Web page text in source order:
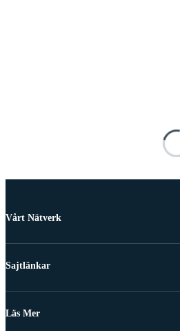
Vårt Nätverk
Sajtlänkar
Läs Mer